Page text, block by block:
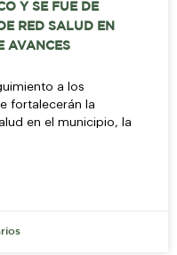
Y SE FUE DE
RED SALUD EN
AVANCES
a los
fortalecerán la
en el municipio, la